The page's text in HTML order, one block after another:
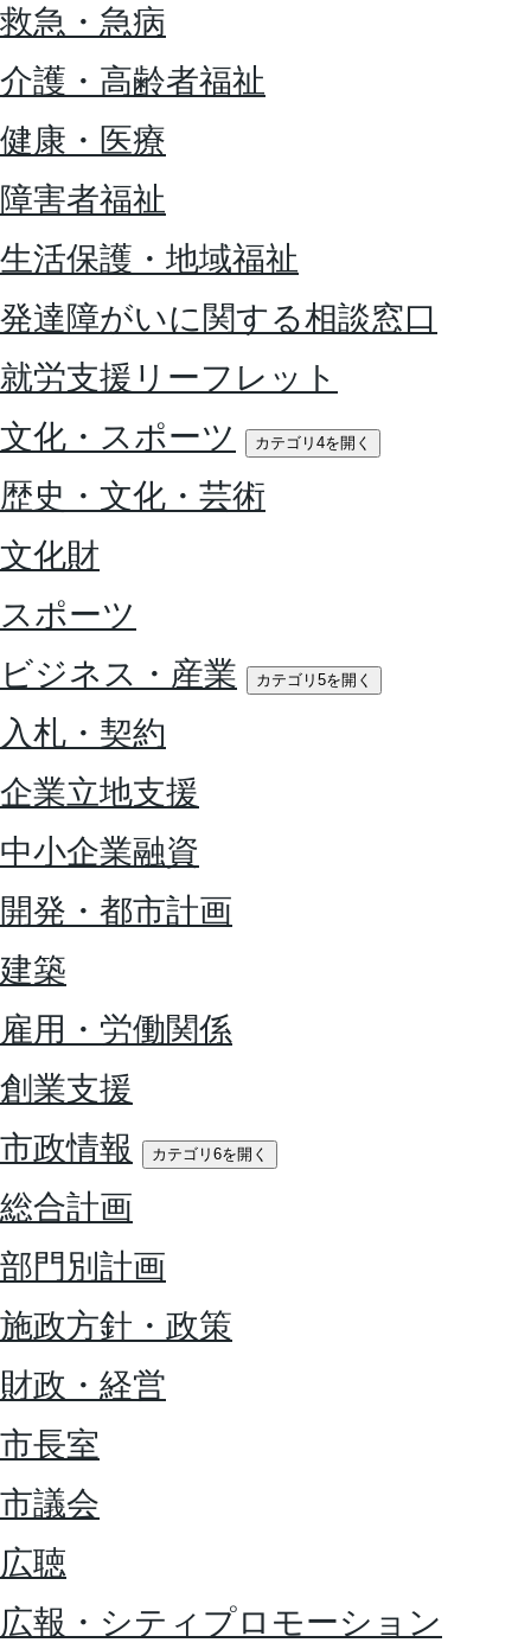
救急・急病
介護・高齢者福祉
健康・医療
障害者福祉
生活保護・地域福祉
発達障がいに関する相談窓口
就労支援リーフレット
文化・スポーツ
カテゴリ4を開く
歴史・文化・芸術
文化財
スポーツ
ビジネス・産業
カテゴリ5を開く
入札・契約
企業立地支援
中小企業融資
開発・都市計画
建築
雇用・労働関係
創業支援
市政情報
カテゴリ6を開く
総合計画
部門別計画
施政方針・政策
財政・経営
市長室
市議会
広聴
広報・シティプロモーション